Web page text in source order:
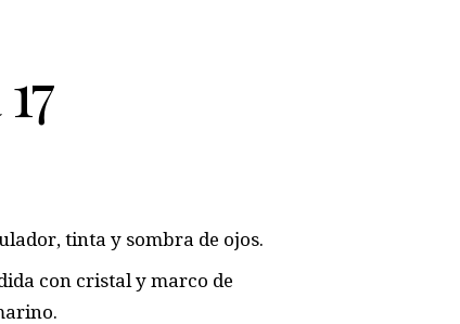
tinta y sombra de ojos.
con cristal y marco de